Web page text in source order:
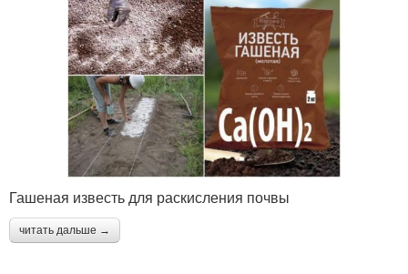
Гашеная известь для раскисления почвы
читать дальше →